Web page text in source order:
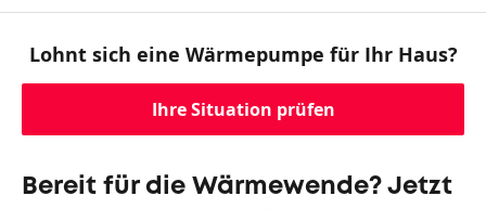
Lohnt sich eine Wärmepumpe für Ihr Haus?
Ihre Situation prüfen
Bereit für die Wärmewende? Jetzt